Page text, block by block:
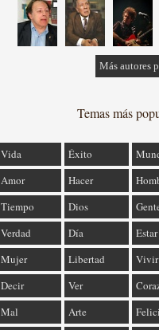
Más autores
Temas más
Vida Éxito
Amor
Hacer
Tiempo
Dios
Verdad
Día Estar
Mujer
Libertad Vivir
Decir
Ver
Mal
Arte